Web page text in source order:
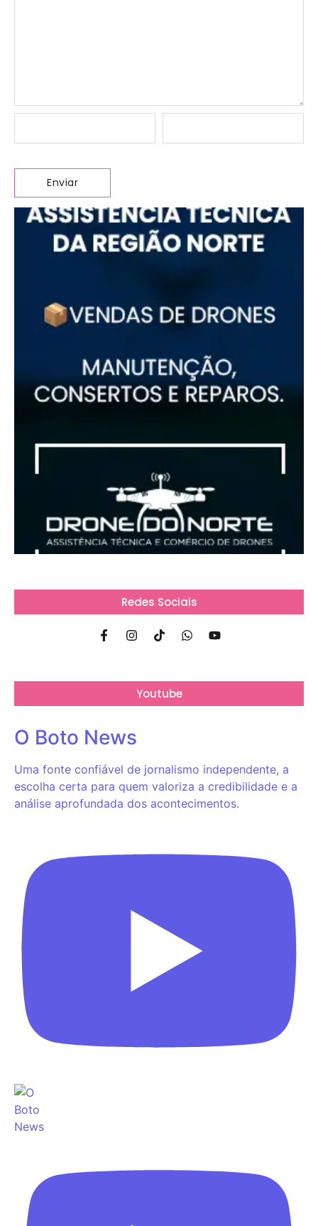
Redes Sociais
Youtube
O Boto News
Uma fonte confiável de jornalismo independente, a
escolha certa para quem valoriza a credibilidade e a
análise aprofundada dos acontecimentos.